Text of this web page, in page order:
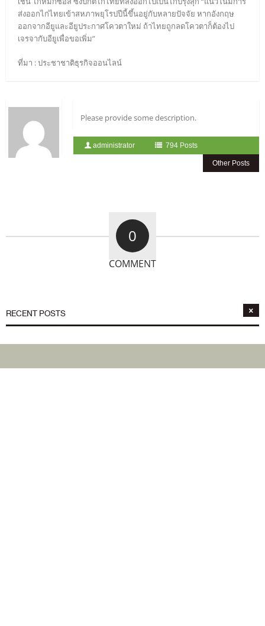
ส่งออกไก่ไทยเข้าสหภาพยุโรปปีนี้ขึ้นอยู่กับหลายปัจจัย หากอังกฤษ
ออกจากอียูและอียูประกาศโควตาใหม่ ถ้าไทยถูกลดโควตาก็ต้องไป
เจรจากับอียูเพื่อขอเพิ่ม”
ที่มา : ประชาชาติธุรกิจออนไลน์
Please provide some description.
administrator 794 Posts
Other Posts
0
COMMENT
RECENT POSTS